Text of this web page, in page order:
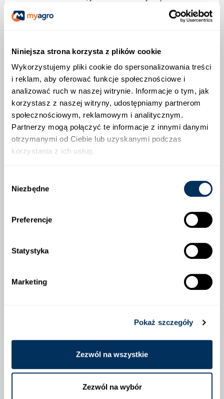
Niniejsza strona korzysta z plików cookie
Wykorzystujemy pliki cookie do spersonalizowania treści
i reklam, aby oferować funkcje społecznościowe i
analizować ruch w naszej witrynie. Informacje o tym, jak
korzystasz z naszej witryny, udostępniamy partnerom
społecznościowym, reklamowym i analitycznym.
Partnerzy mogą połączyć te informacje z innymi danymi
otrzymanymi od Ciebie lub uzyskanymi podczas
korzystania z ich usług.
zgody
Niezbędne
Preferencje
Statystyka
Marketing
Pokaż szczegóły
Zezwól na wszystkie
Zezwól na wybór
Dzięki swojej szybkości wzrostu i
Craig jest idealnym wyborem dla
ogrodników poszukujących wyjątkowej
odmiany do uprawy sezonowej.
ZALECANA OBSADA
OPINIE O PRODUKCIE
PRODUKT, KUPILI RÓWNIEŻ: